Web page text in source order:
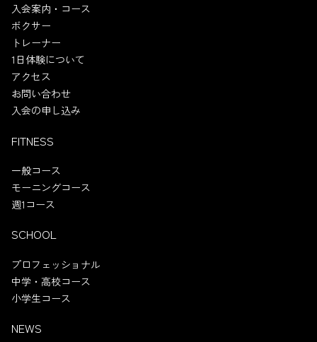
入会案内・コース
ボクサー
トレーナー
1日体験について
アクセス
お問い合わせ
入会の申し込み
FITNESS
一般コース
モーニングコース
週1コース
SCHOOL
プロフェッショナル
中学・高校コース
小学生コース
NEWS